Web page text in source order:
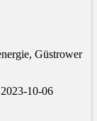
Güstrower
10-06